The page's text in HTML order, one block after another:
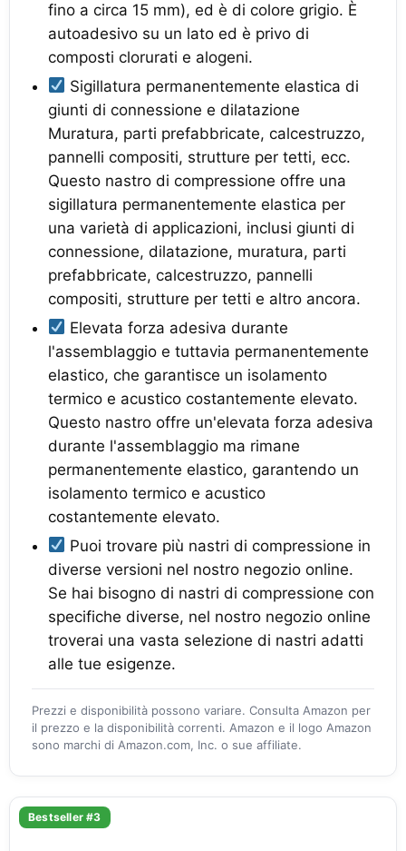
fino a circa 15 mm), ed è di colore grigio. È
autoadesivo su un lato ed è privo di
composti clorurati e alogeni.
Sigillatura permanentemente elastica di
giunti di connessione e dilatazione
Muratura, parti prefabbricate, calcestruzzo,
pannelli compositi, strutture per tetti, ecc.
Questo nastro di compressione offre una
sigillatura permanentemente elastica per
una varietà di applicazioni, inclusi giunti di
connessione, dilatazione, muratura, parti
prefabbricate, calcestruzzo, pannelli
compositi, strutture per tetti e altro ancora.
Elevata forza adesiva durante
l'assemblaggio e tuttavia permanentemente
elastico, che garantisce un isolamento
termico e acustico costantemente elevato.
Questo nastro offre un'elevata forza adesiva
durante l'assemblaggio ma rimane
permanentemente elastico, garantendo un
isolamento termico e acustico
costantemente elevato.
Puoi trovare più nastri di compressione in
diverse versioni nel nostro negozio online.
Se hai bisogno di nastri di compressione con
specifiche diverse, nel nostro negozio online
troverai una vasta selezione di nastri adatti
alle tue esigenze.
Prezzi e disponibilità possono variare. Consulta Amazon per
il prezzo e la disponibilità correnti. Amazon e il logo Amazon
sono marchi di Amazon.com, Inc. o sue affiliate.
Bestseller #3